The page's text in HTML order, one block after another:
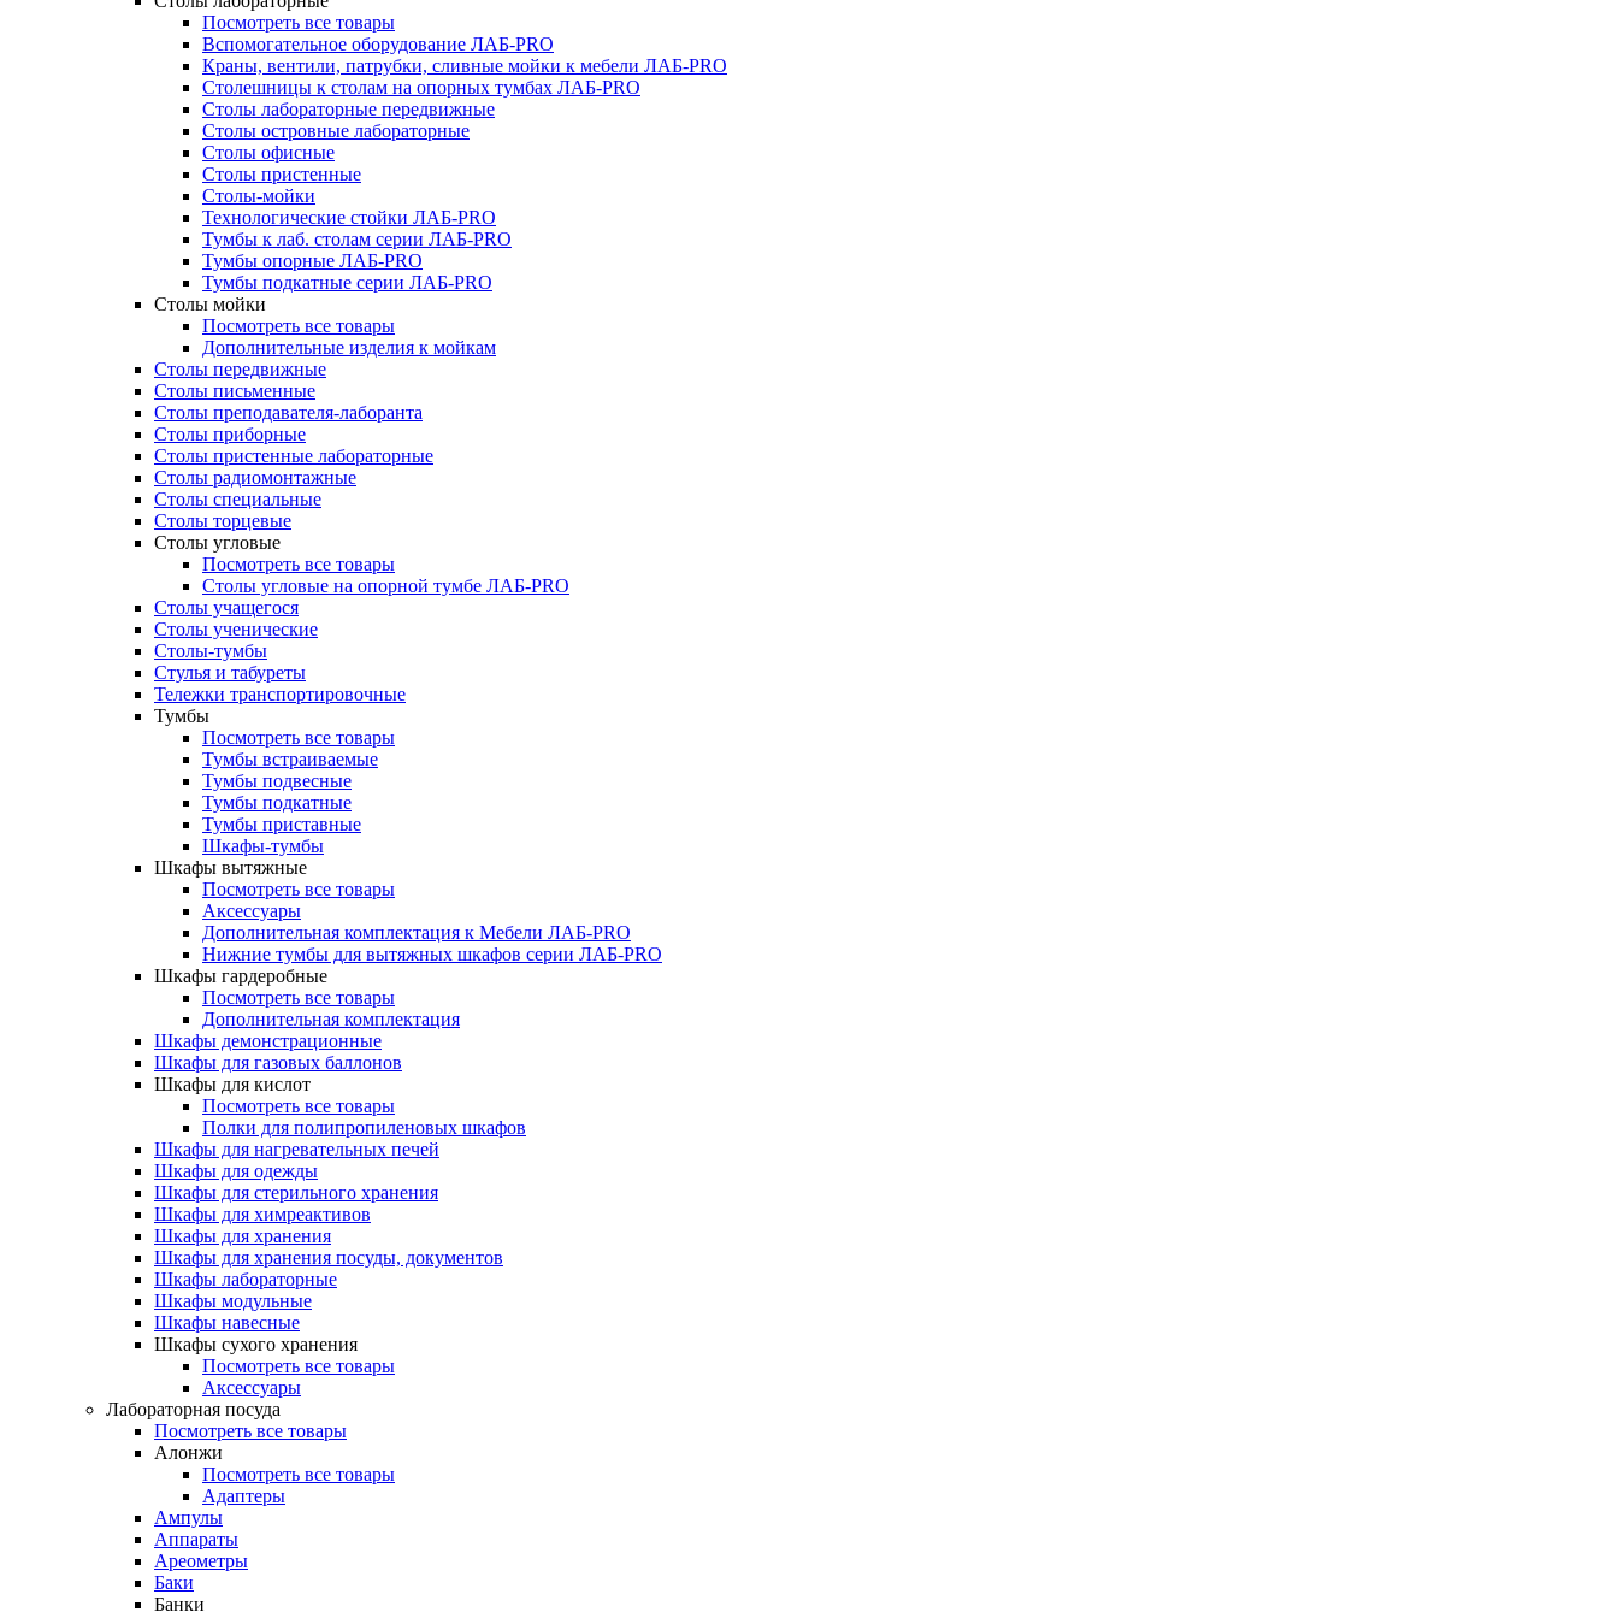
Посмотреть все товары
Вспомогательное оборудование ЛАБ-PRO
Краны, вентили, патрубки, сливные мойки к мебели ЛАБ-PRO
Столешницы к столам на опорных тумбах ЛАБ-PRO
Столы лабораторные передвижные
Столы островные лабораторные
Столы офисные
Столы пристенные
Столы-мойки
Технологические стойки ЛАБ-PRO
Тумбы к лаб. столам серии ЛАБ-PRO
Тумбы опорные ЛАБ-PRO
Тумбы подкатные серии ЛАБ-PRO
Столы мойки
Посмотреть все товары
Дополнительные изделия к мойкам
Столы передвижные
Столы письменные
Столы преподавателя-лаборанта
Столы приборные
Столы пристенные лабораторные
Столы радиомонтажные
Столы специальные
Столы торцевые
Столы угловые
Посмотреть все товары
Столы угловые на опорной тумбе ЛАБ-PRO
Столы учащегося
Столы ученические
Столы-тумбы
Стулья и табуреты
Тележки транспортировочные
Тумбы
Посмотреть все товары
Тумбы встраиваемые
Тумбы подвесные
Тумбы подкатные
Тумбы приставные
Шкафы-тумбы
Шкафы вытяжные
Посмотреть все товары
Аксессуары
Дополнительная комплектация к Мебели ЛАБ-PRO
Нижние тумбы для вытяжных шкафов серии ЛАБ-PRO
Шкафы гардеробные
Посмотреть все товары
Дополнительная комплектация
Шкафы демонстрационные
Шкафы для газовых баллонов
Шкафы для кислот
Посмотреть все товары
Полки для полипропиленовых шкафов
Шкафы для нагревательных печей
Шкафы для одежды
Шкафы для стерильного хранения
Шкафы для химреактивов
Шкафы для хранения
Шкафы для хранения посуды, документов
Шкафы лабораторные
Шкафы модульные
Шкафы навесные
Шкафы сухого хранения
Посмотреть все товары
Аксессуары
Лабораторная посуда
Посмотреть все товары
Алонжи
Посмотреть все товары
Адаптеры
Ампулы
Аппараты
Ареометры
Баки
Банки